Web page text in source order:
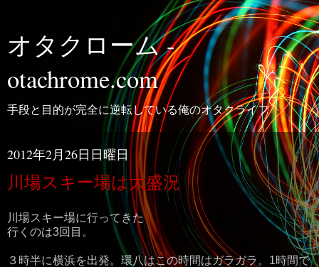
オタクローム -
otachrome.com
手段と目的が完全に逆転している俺のオタクライフ
2012年2月26日日曜日
川場スキー場は大盛況
川場スキー場に行ってきた
行くのは3回目。
３時半に横浜を出発。環八はこの時間はガラガラ。1時間で